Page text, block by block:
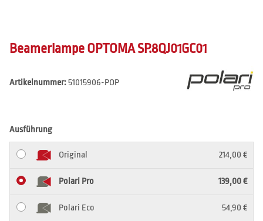
Beamerlampe OPTOMA SP.8QJ01GC01
Artikelnummer:51015906-POP
Ausführung
Original 214,00 €
Polari Pro 139,00 €
Polari Eco 54,90 €